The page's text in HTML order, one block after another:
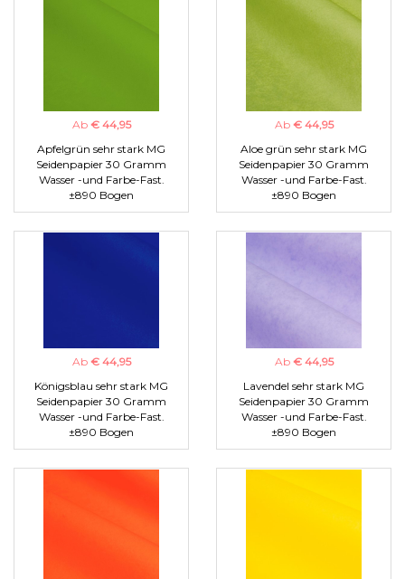
Ab € 44,95
Apfelgrün sehr stark MG
Seidenpapier 30 Gramm
Wasser -und Farbe-Fast.
±890 Bogen
Ab € 44,95
Aloe grün sehr stark MG
Seidenpapier 30 Gramm
Wasser -und Farbe-Fast.
±890 Bogen
Ab € 44,95
Königsblau sehr stark MG
Seidenpapier 30 Gramm
Wasser -und Farbe-Fast.
±890 Bogen
Ab € 44,95
Lavendel sehr stark MG
Seidenpapier 30 Gramm
Wasser -und Farbe-Fast.
±890 Bogen